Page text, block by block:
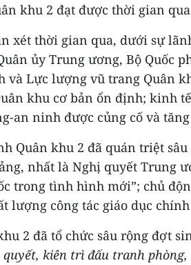
khu 2 đạt được thời gian
xét thời gian qua, dưới sự
ủy Trung ương, Bộ Quốc
và Lực lượng vũ trang Quân
khu cơ bản ổn định; kinh
an ninh được củng cố và
Quân khu 2 đã quán triệt
nhất là Nghị quyết Trung
trong tình hình mới”; chủ
lượng công tác giáo dục
2 đã tổ chức sâu rộng đợt
quyết, kiên trì đấu tranh